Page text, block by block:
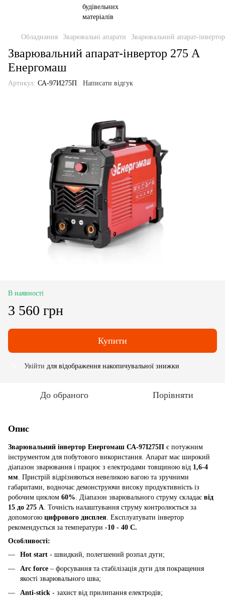
Обладнання Зварювальні апарати Зварювальний апарат-
Зварювальний апарат-інвертор 275 А
Енергомаш
Артикул: СА-97И275П Написати відгук
В наявності
3 560 грн
Купити
Увійти для відображення накопичувальної знижки
До обраного Порівняти
Опис
Зварювальний інвертор Енергомаш СА-97І275П є потужним
інструментом для побутового використання. Апарат має широкий
діапазон зварювання і працює з електродами товщиною від 1,6-4
мм . Пристрій відрізняються невеликою вагою та зручними
габаритами, водночас демонструючи високу продуктивність із
робочим циклом 60% . Діапазон зварювального струму складає від
15 до 275 А . Точність налаштування струму контролюється за
допомогою цифрового дисплея . Експлуатувати інвертор
рекомендується за температури -10 - 40 С.
Особливості:
Hot start - швидкий, полегшений розпал дуги;
Arc force – форсування та стабілізація дуги для покращення
якості зварювального шва;
Anti-stick - захист від прилипання електродів;